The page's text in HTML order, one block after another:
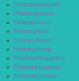
Новоаннинский
Нововоронеж
Новодвинск
Новозыбков
Новокубанск
Новокузнецк
Новокуйбышевск
Новомичуринск
Новомосковск